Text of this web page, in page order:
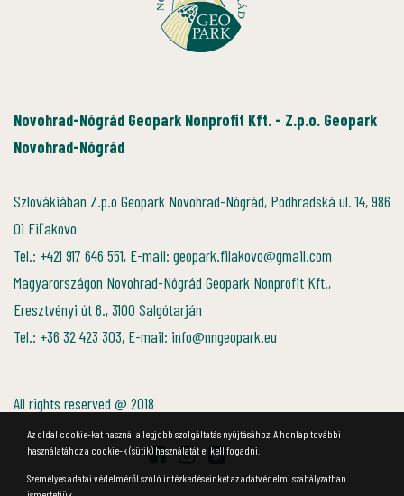
Novohrad-Nógrád Geopark Nonprofit Kft. - Z.p.o. Geopark
Novohrad-Nógrád
Szlovákiában Z.p.o Geopark Novohrad-Nógrád, Podhradská ul. 14, 986
01 Fiľakovo
Tel.: +421 917 646 551, E-mail: geopark.filakovo@gmail.com
Magyarországon Novohrad-Nógrád Geopark Nonprofit Kft.,
Eresztvényi út 6., 3100 Salgótarján
Tel.: +36 32 423 303, E-mail: info@nngeopark.eu
All rights reserved @ 2018
Az oldal cookie-kat használ a legjobb szolgáltatás nyújtásához. A honlap további
használatához a cookie-k (sütik) használatát el kell fogadni.
Személyes adatai védelméről szóló intézkedéseinket az adatvédelmi szabályzatban